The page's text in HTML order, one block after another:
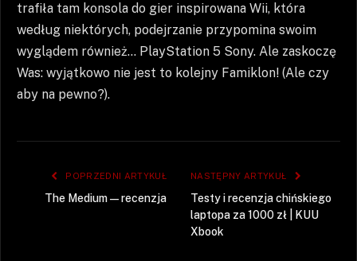
trafiła tam konsola do gier inspirowana Wii, która
według niektórych, podejrzanie przypomina swoim
wyglądem również… PlayStation 5 Sony. Ale zaskoczę
Was: wyjątkowo nie jest to kolejny Famiklon! (Ale czy
aby na pewno?).
POPRZEDNI ARTYKUŁ
The Medium — recenzja
NASTĘPNY ARTYKUŁ
Testy i recenzja chińskiego
laptopa za 1000 zł | KUU
Xbook